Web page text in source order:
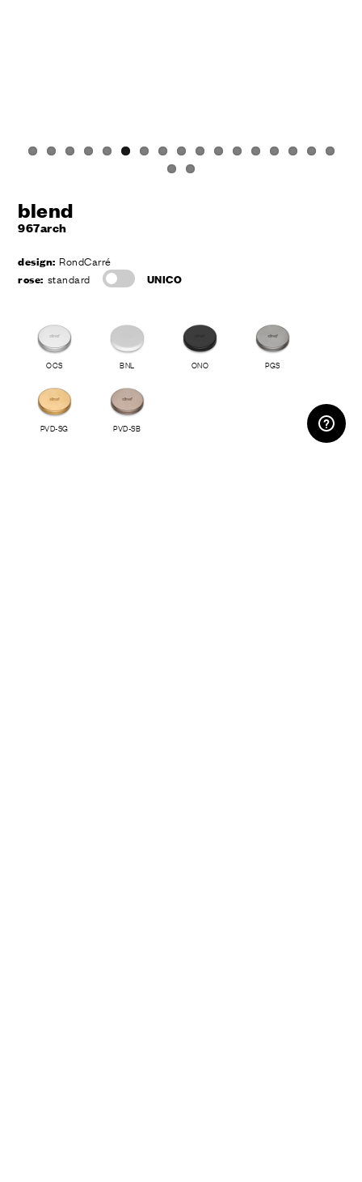
ESPACE RÉSERVÉ
blend
967arch
design: RondCarré
rose: standard UNICO
OCS BNL ONO PGS
PVD-SG PVD-SB